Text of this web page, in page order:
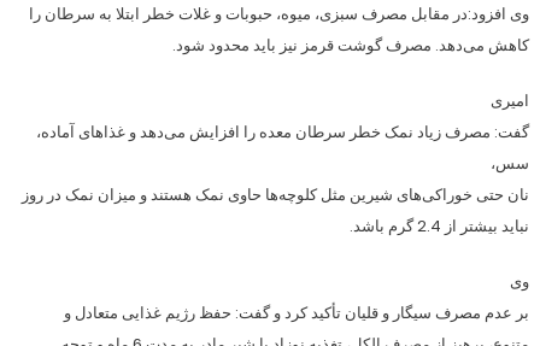
وی افزود:‌در مقابل مصرف سبزی، میوه، حبوبات و غلات خطر ابتلا به سرطان را
کاهش می‌دهد. مصرف گوشت قرمز نیز باید محدود شود.
امیری
گفت: مصرف زیاد نمک خطر سرطان معده را افزایش می‌دهد و غذاهای آماده،
سس،
نان حتی خوراکی‌های شیرین مثل کلوچه‌ها حاوی نمک هستند و میزان نمک در روز
نباید بیشتر از 2.4 گرم باشد.
وی
بر عدم مصرف سیگار و قلیان تأکید کرد و گفت: حفظ رژیم غذایی متعادل و